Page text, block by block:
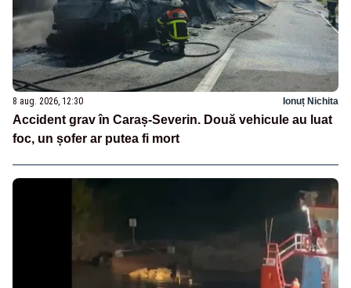
8 aug. 2026, 12:30 Ionuț Nichita
Accident grav în Caraș-Severin. Două vehicule au luat
foc, un șofer ar putea fi mort